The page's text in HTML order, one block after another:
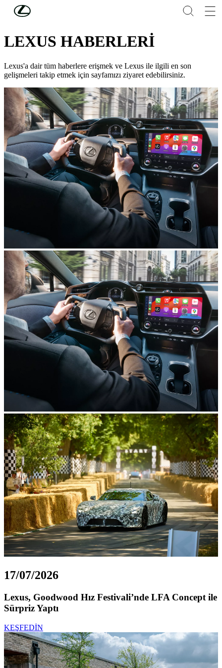
Skip to Main Content
LEXUS'U KEŞFEDİN
LEXUS HABERLERİ
Lexus'a dair tüm haberlere erişmek ve Lexus ile ilgili en son
gelişmeleri takip etmek için sayfamızı ziyaret edebilirsiniz.
17/07/2026
Lexus, Goodwood Hız Festivali’nde LFA Concept ile
Sürpriz Yaptı
KEŞFEDİN